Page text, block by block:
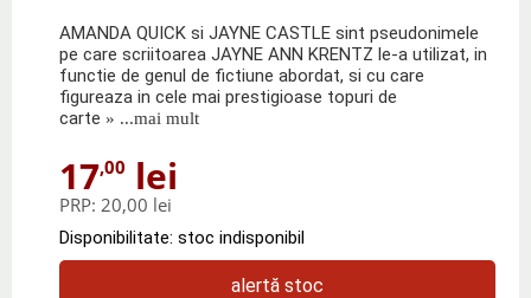
AMANDA QUICK si JAYNE CASTLE sint pseudonimele
pe care scriitoarea JAYNE ANN KRENTZ le-a utilizat, in
functie de genul de fictiune abordat, si cu care
figureaza in cele mai prestigioase topuri de
carte » ...mai mult
17,00 lei
PRP: 20,00 lei
Disponibilitate: stoc indisponibil
alertă stoc